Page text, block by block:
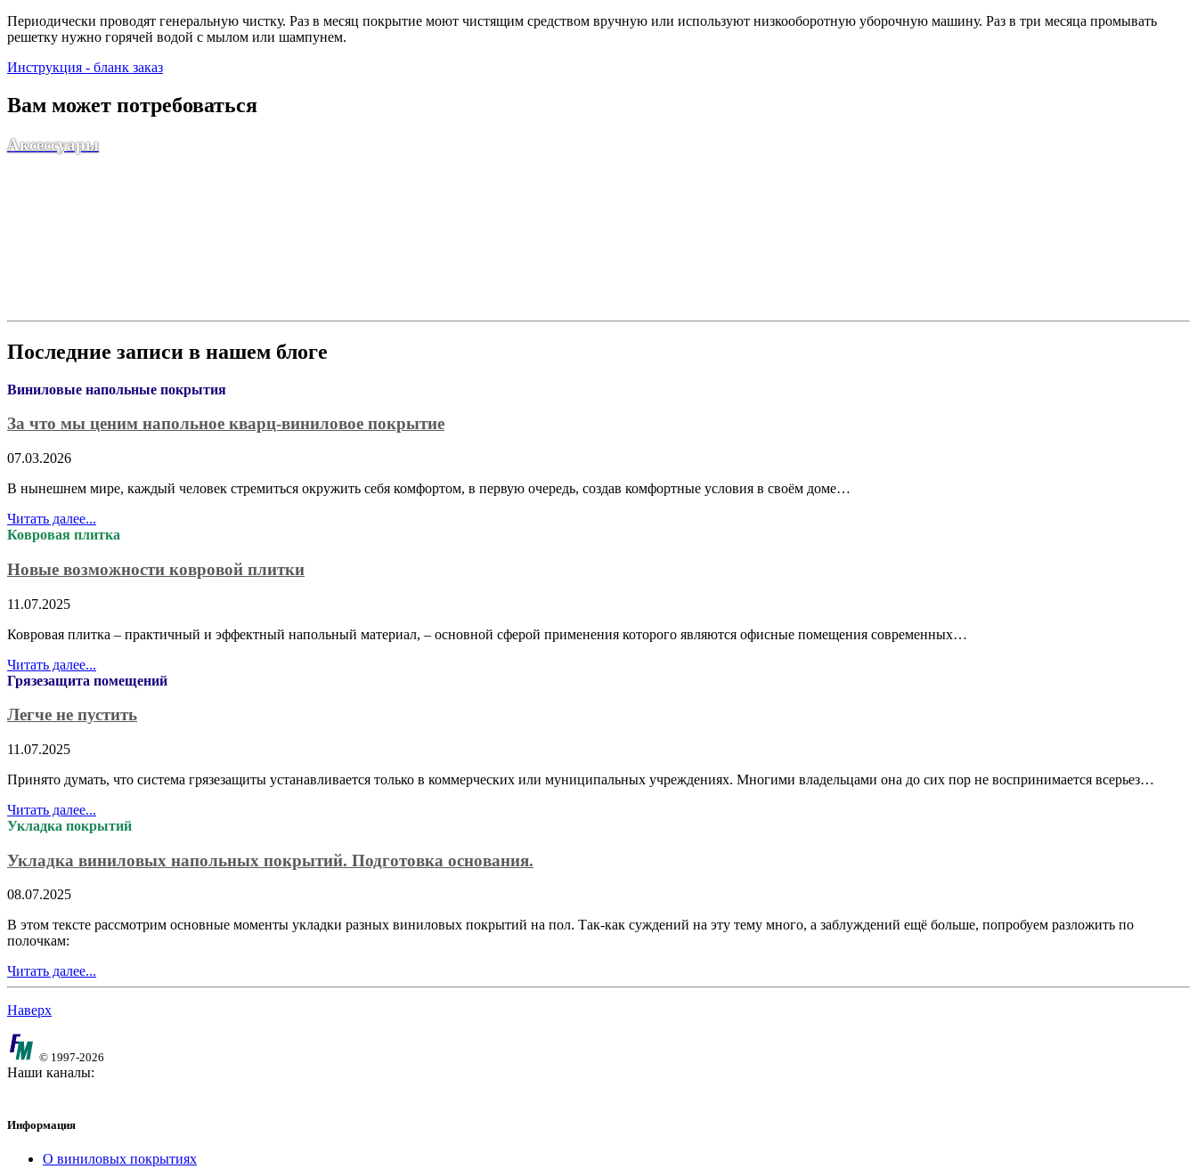
Периодически проводят генеральную чистку. Раз в месяц покрытие моют чистящим средством вручную или используют низкооборотную уборочную машину. Раз в три месяца промывать
решетку нужно горячей водой с мылом или шампунем.
Инструкция - бланк заказ
Вам может потребоваться
Аксессуары
Последние записи в нашем блоге
Виниловые напольные покрытия
За что мы ценим напольное кварц-виниловое покрытие
07.03.2026
В нынешнем мире, каждый человек стремиться окружить себя комфортом, в первую очередь, создав комфортные условия в своём доме…
Читать далее...
Ковровая плитка
Новые возможности ковровой плитки
11.07.2025
Ковровая плитка – практичный и эффектный напольный материал, – основной сферой применения которого являются офисные помещения современных…
Читать далее...
Грязезащита помещений
Легче не пустить
11.07.2025
Принято думать, что система грязезащиты устанавливается только в коммерческих или муниципальных учреждениях. Многими владельцами она до сих пор не воспринимается всерьез…
Читать далее...
Укладка покрытий
Укладка виниловых напольных покрытий. Подготовка основания.
08.07.2025
В этом тексте рассмотрим основные моменты укладки разных виниловых покрытий на пол. Так-как суждений на эту тему много, а заблуждений ещё больше, попробуем разложить по
полочкам:
Читать далее...
Наверх
© 1997-2026
Наши каналы:
Информация
О виниловых покрытиях